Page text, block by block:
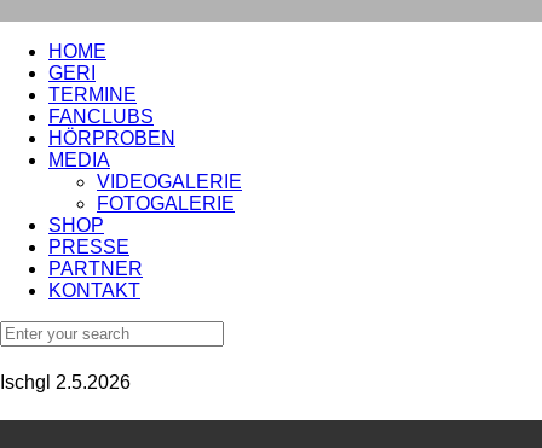
HOME
GERI
TERMINE
FANCLUBS
HÖRPROBEN
MEDIA
VIDEOGALERIE
FOTOGALERIE
SHOP
PRESSE
PARTNER
KONTAKT
Ischgl 2.5.2026